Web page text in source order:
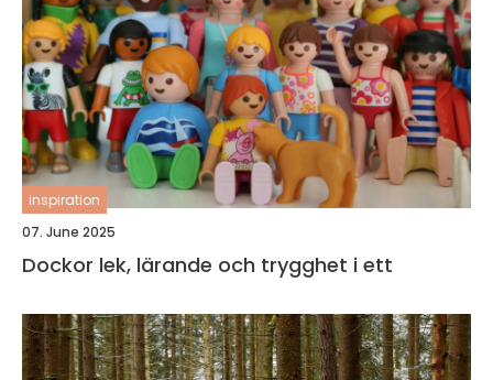
inspiration
07. June 2025
Dockor lek, lärande och trygghet i ett